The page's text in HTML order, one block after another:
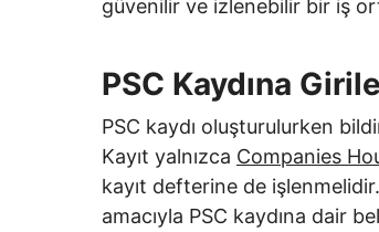
güvenilir ve izlenebilir bir iş
PSC Kaydına
PSC kaydı oluşturulurken
Kayıt yalnızca Companies
kayıt defterine de
amacıyla PSC kaydına dair